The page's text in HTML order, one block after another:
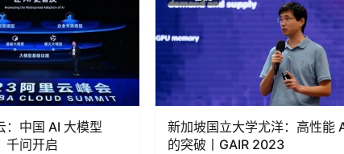
：中国 AI 大模型
千问开启
新加坡国立大学尤洋：高性能
的突破丨GAIR 2023